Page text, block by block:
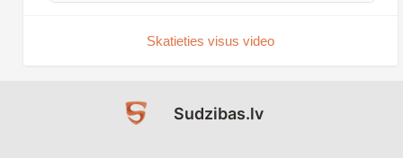
Skatieties visus video
Sudzibas.lv